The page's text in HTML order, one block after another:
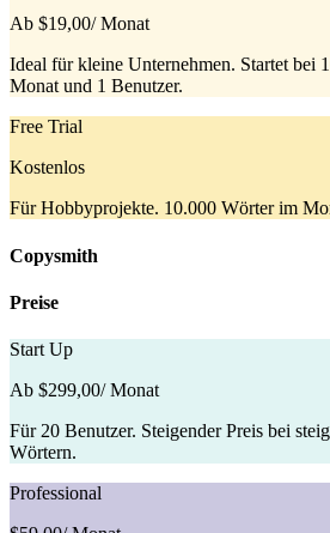
Ab $19,00/ Monat
Ideal für kleine Unternehmen. Startet bei
Monat und 1 Benutzer.
Free Trial
Kostenlos
Für Hobbyprojekte. 10.000 Wörter im
Copysmith
Preise
Start Up
Ab $299,00/ Monat
Für 20 Benutzer. Steigender Preis bei
Wörtern.
Professional